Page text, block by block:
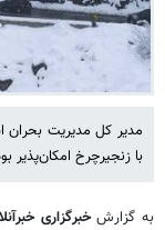
مدیر کل مدیریت بحران
با زنجیرچرخ امکان‌پذیر
به گزارشخبرگزاری